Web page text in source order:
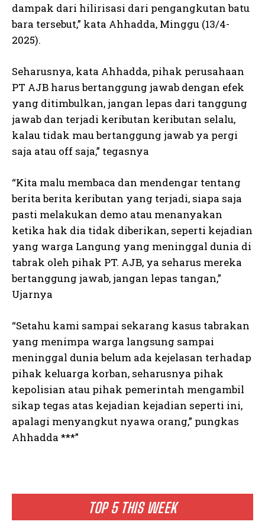
TOP 5 THIS WEEK
dampak dari hilirisasi dari pengangkutan batu
bara tersebut,” kata Ahhadda, Minggu (13/4-
2025).
Seharusnya, kata Ahhadda, pihak perusahaan
PT AJB harus bertanggung jawab dengan efek
yang ditimbulkan, jangan lepas dari tanggung
jawab dan terjadi keributan keributan selalu,
kalau tidak mau bertanggung jawab ya pergi
saja atau off saja,” tegasnya
“Kita malu membaca dan mendengar tentang
berita berita keributan yang terjadi, siapa saja
pasti melakukan demo atau menanyakan
ketika hak dia tidak diberikan, seperti kejadian
yang warga Langung yang meninggal dunia di
tabrak oleh pihak PT. AJB, ya seharus mereka
bertanggung jawab, jangan lepas tangan,”
Ujarnya
“Setahu kami sampai sekarang kasus tabrakan
yang menimpa warga langsung sampai
meninggal dunia belum ada kejelasan terhadap
pihak keluarga korban, seharusnya pihak
kepolisian atau pihak pemerintah mengambil
sikap tegas atas kejadian kejadian seperti ini,
apalagi menyangkut nyawa orang,” pungkas
Ahhadda ***”